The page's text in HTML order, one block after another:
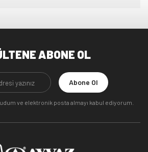
ABONE OL
Abone Ol
ve elektronik posta almayı kabul ediyorum.